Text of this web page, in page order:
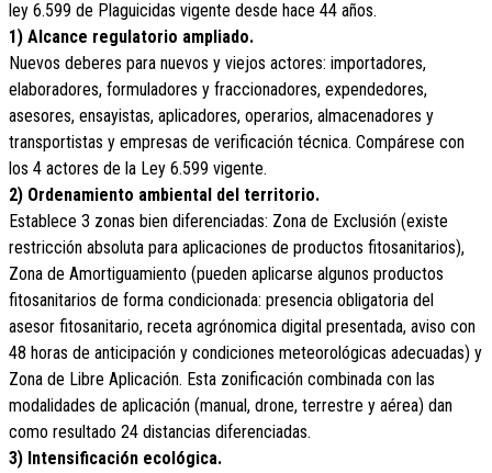
ley 6.599 de Plaguicidas vigente desde hace 44 años.
1) Alcance regulatorio ampliado.
Nuevos deberes para nuevos y viejos actores: importadores,
elaboradores, formuladores y fraccionadores, expendedores,
asesores, ensayistas, aplicadores, operarios, almacenadores y
transportistas y empresas de verificación técnica. Compárese con
los 4 actores de la Ley 6.599 vigente.
2) Ordenamiento ambiental del territorio.
Establece 3 zonas bien diferenciadas: Zona de Exclusión (existe
restricción absoluta para aplicaciones de productos fitosanitarios),
Zona de Amortiguamiento (pueden aplicarse algunos productos
fitosanitarios de forma condicionada: presencia obligatoria del
asesor fitosanitario, receta agrónomica digital presentada, aviso con
48 horas de anticipación y condiciones meteorológicas adecuadas) y
Zona de Libre Aplicación. Esta zonificación combinada con las
modalidades de aplicación (manual, drone, terrestre y aérea) dan
como resultado 24 distancias diferenciadas.
3) Intensificación ecológica.